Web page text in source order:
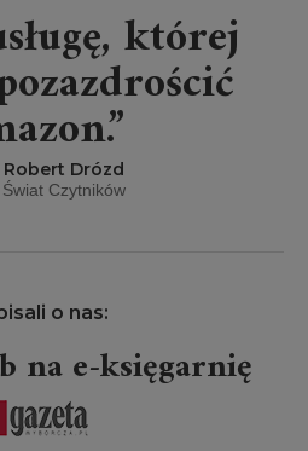
której
Robert Drózd
Świat Czytników
o nas:
na e-księgarnię